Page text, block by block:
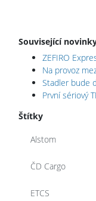
Související
ZEFIRO
Na provoz
Stadler bude
První sériový
Štítky
Alstom
ČD Cargo
ETCS